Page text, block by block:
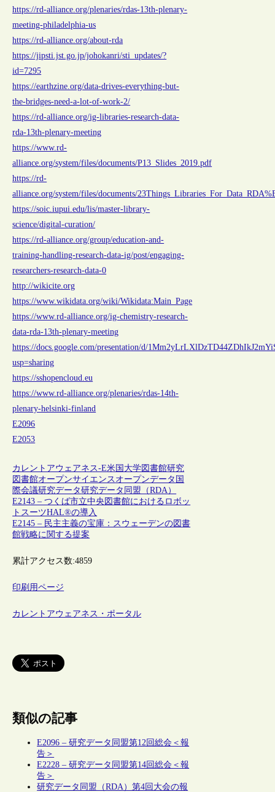
https://rd-alliance.org/plenaries/rdas-13th-plenary-
meeting-philadelphia-us
https://rd-alliance.org/about-rda
https://jipsti.jst.go.jp/johokanri/sti_updates/?
id=7295
https://earthzine.org/data-drives-everything-but-
the-bridges-need-a-lot-of-work-2/
https://rd-alliance.org/ig-libraries-research-data-
rda-13th-plenary-meeting
https://www.rd-
alliance.org/system/files/documents/P13_Slides_2019.pdf
https://rd-
alliance.org/system/files/documents/
https://soic.iupui.edu/lis/master-library-
science/digital-curation/
https://rd-alliance.org/group/education-and-
training-handling-research-data-ig/post/engaging-
researchers-research-data-0
http://wikicite.org
https://www.wikidata.org/wiki/Wikidata:Main_Page
https://www.rd-alliance.org/ig-chemistry-research-
data-rda-13th-plenary-meeting
https://docs.google.com/presentation/d/
usp=sharing
https://sshopencloud.eu
https://www.rd-alliance.org/plenaries/rdas-14th-
plenary-helsinki-finland
E2096
E2053
カレントアウェアネス-E米国 大学図書館研究
図書館オープンサイエンス オープンデータ 国
際会議研究データ研究データ同盟（RDA）
E2143 – つくば市立中央図書館におけるロボッ
トスーツHAL®の導入
E2145 – 民主主義の宝庫：スウェーデンの図書
館戦略に関する提案
累計アクセス数:4859
印刷用ページ
カレントアウェアネス・ポータル
類似の記事
E2096 – 研究データ同盟第12回総会＜報
告＞
E2228 – 研究データ同盟第14回総会＜報
告＞
研究データ同盟（RDA）第4回大会の報